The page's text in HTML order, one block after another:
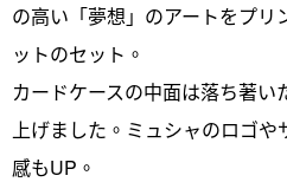
の高い「夢想」のアートをプリ
ットのセット。
カードケースの中面は落ち著
上げました。ミュシャのロゴ
感もUP。